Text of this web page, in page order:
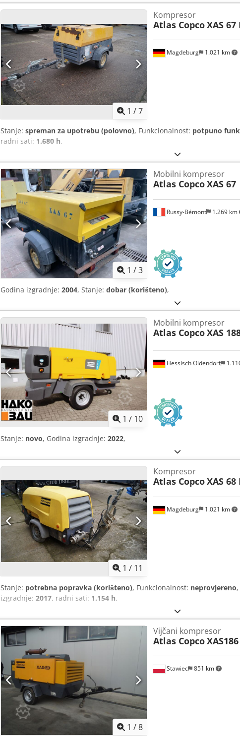
1 /7
Magdeburg 1.021 km
Kompresor
Atlas CopcoXAS 67
Stanje: spreman za upotrebu (polovno), Funkcionalnost: potpuno
radni sati: 1.680 h,
1 /3
Russy-Bémont 1.269 km
Mobilni kompresor
Atlas CopcoXAS 67
Godina izgradnje: 2004, Stanje: dobar (korišteno),
1 / 10
Hessisch Oldendorf
Mobilni kompresor
Atlas CopcoXAS
Stanje: novo, Godina izgradnje: 2022,
1 / 11
Magdeburg 1.021 km
Kompresor
Atlas CopcoXAS 68
Stanje: potrebna popravka (korišteno), Funkcionalnost: neprovjereno
izgradnje: 2017, radni sati: 1.154 h,
1 /8
Stawiec 851 km
Vijčani kompresor
Atlas CopcoXAS186